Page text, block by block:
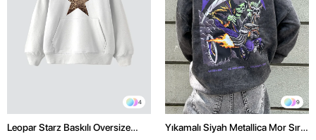
4
Leopar Starz Baskılı Oversize
9
Yıkamalı Siyah Metallica Mor Sırt